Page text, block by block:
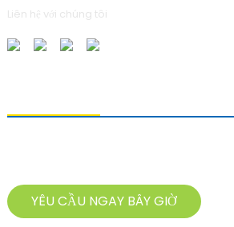
Liên hệ với chúng tôi
YÊU CẦU NGAY BÂY GIỜ